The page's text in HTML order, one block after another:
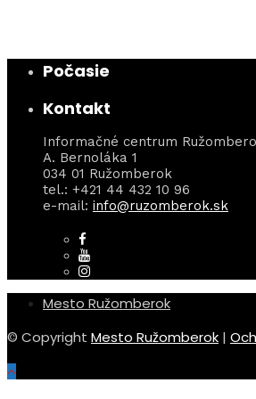
Počasie
Kontakt
Informačné centrum
A. Bernoláka 1
034 01 Ružomberok
tel.: +421 44 432 10 96
e-mail: info@ruzomberok.sk
Mesto Ružomberok
© Copyright Mesto Ružomberok |